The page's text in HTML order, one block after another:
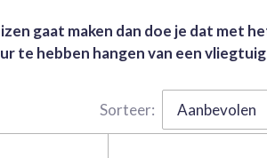
gaat maken dan doe je dat met
te hebben hangen van een
Sorteer: